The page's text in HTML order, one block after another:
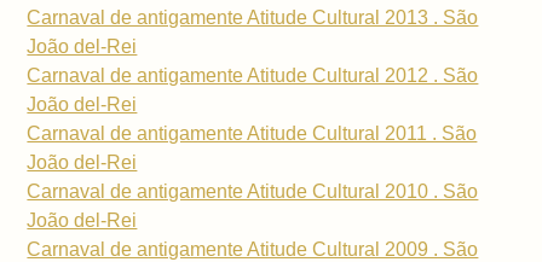
Carnaval de antigamente Atitude Cultural 2013 . São
João del-Rei
Carnaval de antigamente Atitude Cultural 2012 . São
João del-Rei
Carnaval de antigamente Atitude Cultural 2011 . São
João del-Rei
Carnaval de antigamente Atitude Cultural 2010 . São
João del-Rei
Carnaval de antigamente Atitude Cultural 2009 . São